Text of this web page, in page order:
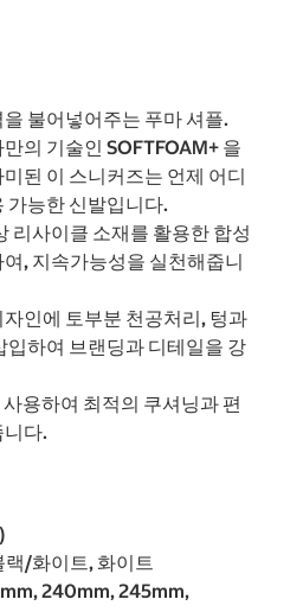
불어넣어주는 푸마 셔플.
의 기술인 SOFTFOAM+ 을
된 이 스니커즈는 언제 어디
가능한 신발입니다.
리사이클 소재를 활용한 합성
, 지속가능성을 실천해줍니
인에 토부분 천공처리, 텅과
입하여 브랜딩과 디테일을 강
용하여 최적의 쿠셔닝과 편
니다.
/화이트, 화이트
240mm, 245mm,